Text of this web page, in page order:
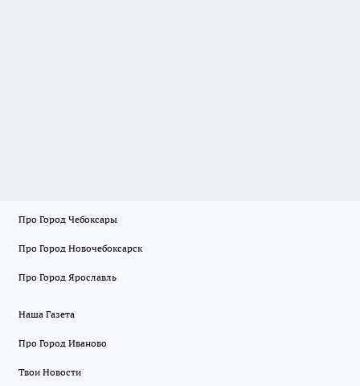
Про Город Чебоксары
Про Город Новочебоксарск
Про Город Ярославль
Наша Газета
Про Город Иваново
Твои Новости